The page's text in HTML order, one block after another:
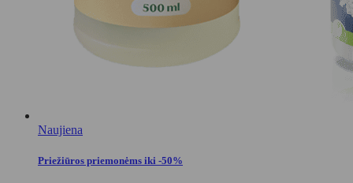
Naujiena
Priežiūros priemonėms iki -50%